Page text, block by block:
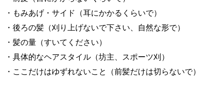
・もみあげ・サイド（耳にかかるくらいで）
・後ろの髪（刈り上げないで下さい、自然な形で）
・髪の量（すいてください）
・具体的なヘアスタイル（坊主、スポーツ刈）
・ここだけはゆずれないこと（前髪だけは切らないで）